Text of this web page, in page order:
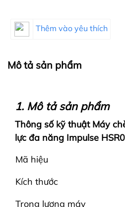
Thêm vào yêu thích
Mô tả sản phẩm
1. Mô tả sản phẩm
Thông số kỹ thuật Máy
lực đa năng Impulse
Mã hiệu
Kích thước
Trọng lượng máy